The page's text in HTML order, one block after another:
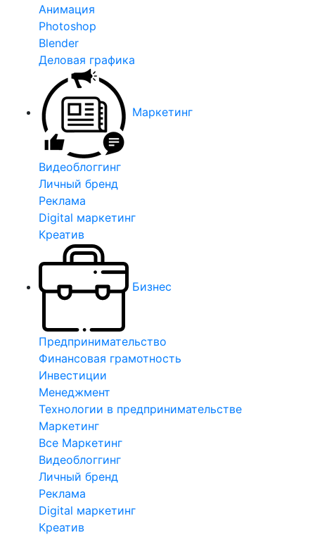
Анимация
Photoshop
Blender
Деловая графика
Маркетинг
Видеоблоггинг
Личный бренд
Реклама
Digital маркетинг
Креатив
Бизнес
Предпринимательство
Финансовая грамотность
Инвестиции
Менеджмент
Технологии в предпринимательстве
Маркетинг
Все Маркетинг
Видеоблоггинг
Личный бренд
Реклама
Digital маркетинг
Креатив